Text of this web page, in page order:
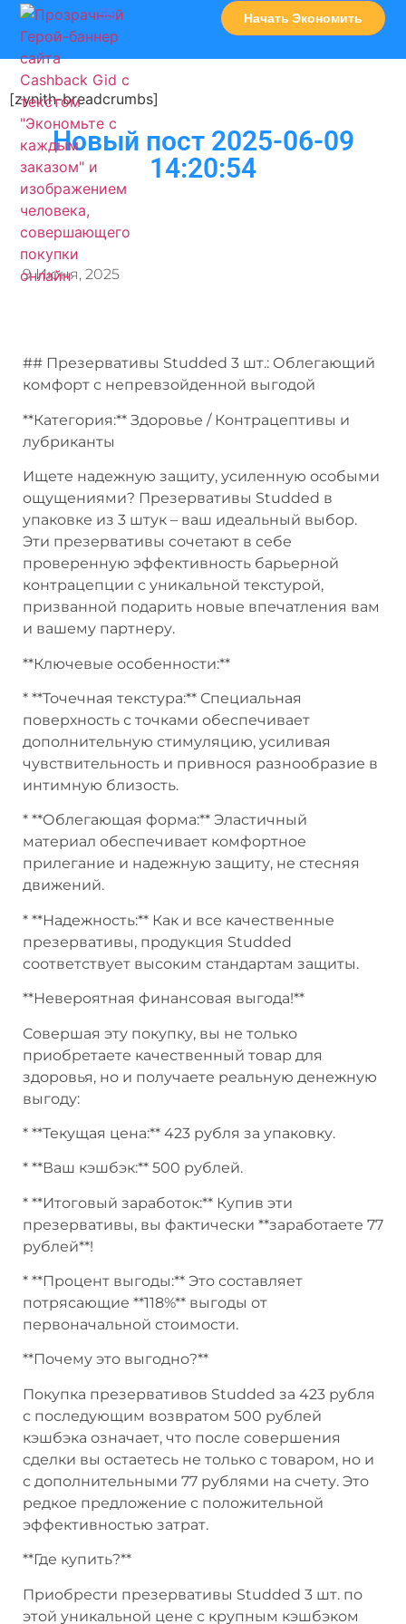
Начать Экономить
[zynith-breadcrumbs]
Новый пост 2025-06-09
14:20:54
9 Июня, 2025
## Презервативы Studded 3 шт.: Облегающий
комфорт с непревзойденной выгодой
**Категория:** Здоровье / Контрацептивы и
лубриканты
Ищете надежную защиту, усиленную особыми
ощущениями? Презервативы Studded в
упаковке из 3 штук – ваш идеальный выбор.
Эти презервативы сочетают в себе
проверенную эффективность барьерной
контрацепции с уникальной текстурой,
призванной подарить новые впечатления вам
и вашему партнеру.
**Ключевые особенности:**
* **Точечная текстура:** Специальная
поверхность с точками обеспечивает
дополнительную стимуляцию, усиливая
чувствительность и привнося разнообразие в
интимную близость.
* **Облегающая форма:** Эластичный
материал обеспечивает комфортное
прилегание и надежную защиту, не стесняя
движений.
* **Надежность:** Как и все качественные
презервативы, продукция Studded
соответствует высоким стандартам защиты.
**Невероятная финансовая выгода!**
Совершая эту покупку, вы не только
приобретаете качественный товар для
здоровья, но и получаете реальную денежную
выгоду:
* **Текущая цена:** 423 рубля за упаковку.
* **Ваш кэшбэк:** 500 рублей.
* **Итоговый заработок:** Купив эти
презервативы, вы фактически **заработаете 77
рублей**!
* **Процент выгоды:** Это составляет
потрясающие **118%** выгоды от
первоначальной стоимости.
**Почему это выгодно?**
Покупка презервативов Studded за 423 рубля
с последующим возвратом 500 рублей
кэшбэка означает, что после совершения
сделки вы остаетесь не только с товаром, но и
с дополнительными 77 рублями на счету. Это
редкое предложение с положительной
эффективностью затрат.
**Где купить?**
Приобрести презервативы Studded 3 шт. по
этой уникальной цене с крупным кэшбэком